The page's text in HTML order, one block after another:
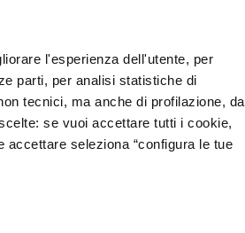
l'esperienza dell'utente, per
parti, per analisi statistiche di
tecnici, ma anche di profilazione, da
se vuoi accettare tutti i cookie,
accettare seleziona “configura le tue